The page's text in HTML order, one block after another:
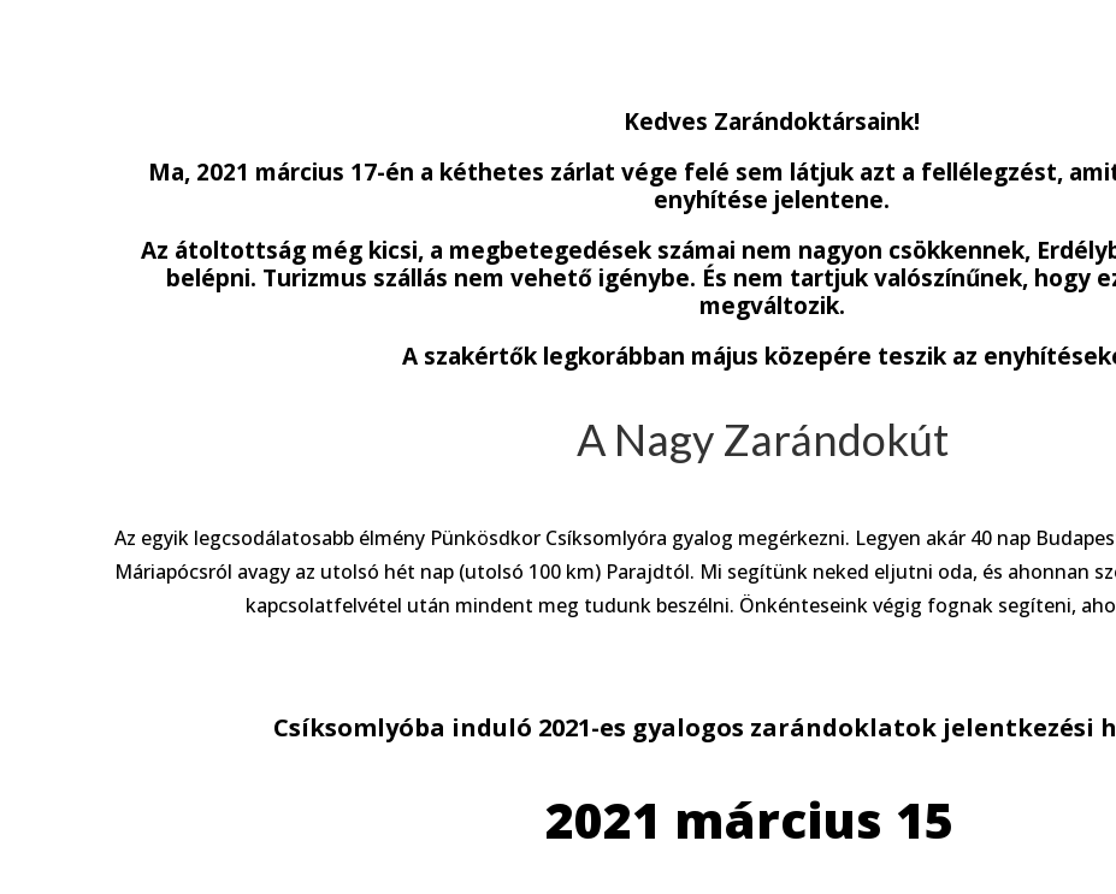
Kedves Zarándoktársaink!
Ma, 2021 március 17-én a kéthetes zárlat vége felé sem látjuk azt a fellélegzést,
enyhítése jelentene.
Az átoltottság még kicsi, a megbetegedések számai nem nagyon csökkennek,
belépni. Turizmus szállás nem vehető igénybe. És nem tartjuk valószínűnek, hogy
megváltozik.
A szakértők legkorábban május közepére teszik az
A Nagy Zarándokút
Az egyik legcsodálatosabb élmény Pünkösdkor Csíksomlyóra gyalog megérkezni. Legyen akár 40 nap
Máriapócsról avagy az utolsó hét nap (utolsó 100 km) Parajdtól. Mi segítünk neked eljutni oda, és ahonnan
kapcsolatfelvétel után mindent meg tudunk beszélni. Önkénteseink végig fognak segíteni,
Csíksomlyóba induló 2021-es gyalogos zarándoklatok jelentkezési
2021 március 15